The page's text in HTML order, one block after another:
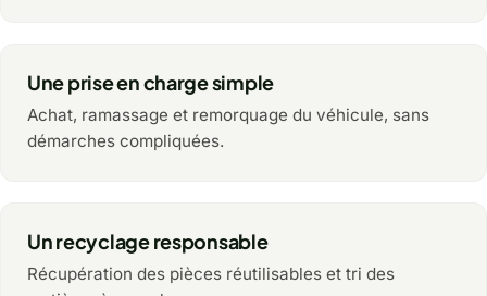
Une prise en charge simple
Achat, ramassage et remorquage du véhicule, sans
démarches compliquées.
Un recyclage responsable
Récupération des pièces réutilisables et tri des